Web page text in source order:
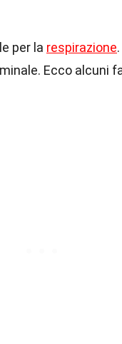
per la respirazione
Ecco alcuni